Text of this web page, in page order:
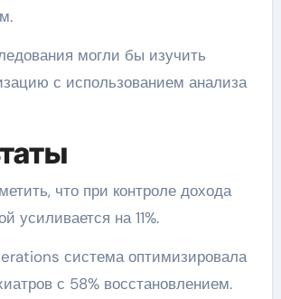
могли бы изучить
с использованием анализа
что при контроле дохода
усиливается на 11%.
система оптимизировала
с 58% восстановлением.